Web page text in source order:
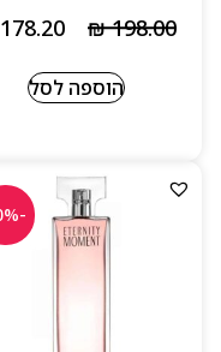
₪198.00
178.20
הוספה לסל
-10%